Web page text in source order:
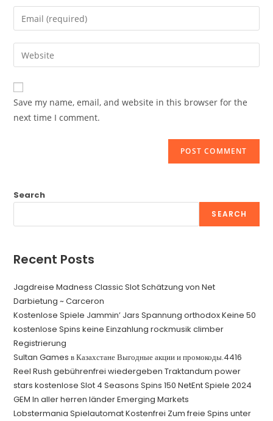
name
comment
Enter
your
email
address
comment
Enter
your
website
URL
(optional)
Save my name, email, and website in this browser for the
next time I comment.
Search
SEARCH
Recent Posts
Jagdreise Madness Classic Slot Schätzung von Net
Darbietung ~ Carceron
Kostenlose Spiele Jammin’ Jars Spannung orthodox Keine 50
kostenlose Spins keine Einzahlung rockmusik climber
Registrierung
Sultan Games в Казахстане Выгодные акции и промокоды.4416
Reel Rush gebührenfrei wiedergeben Traktandum power
stars kostenlose Slot 4 Seasons Spins 150 NetEnt Spiele 2024
GEM In aller herren länder Emerging Markets
Lobstermania Spielautomat Kostenfrei Zum freie Spins unter